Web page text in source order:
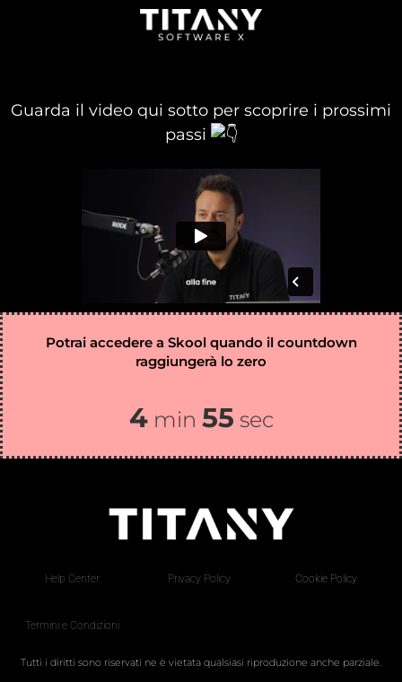
Guarda il video qui sotto per scoprire i prossimi
passi
Potrai accedere a Skool quando il countdown
raggiungerà lo zero
4min 55 sec
Help Center Privacy Policy Cookie Policy
Termini e Condizioni
Tutti i diritti sono riservati ne è vietata qualsiasi riproduzione anche parziale.